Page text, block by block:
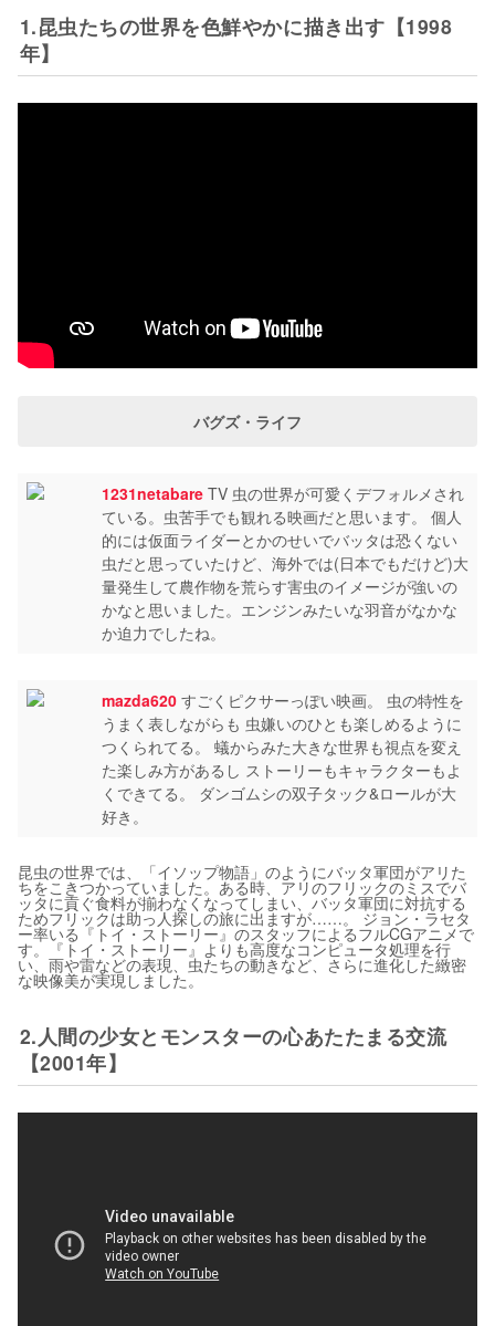
1.昆虫たちの世界を色鮮やかに描き出す【1998
年】
バグズ・ライフ
1231netabare TV 虫の世界が可愛くデフォルメされ
ている。虫苦手でも観れる映画だと思います。 個人
的には仮面ライダーとかのせいでバッタは恐くない
虫だと思っていたけど、海外では(日本でもだけど)大
量発生して農作物を荒らす害虫のイメージが強いの
かなと思いました。エンジンみたいな羽音がなかな
か迫力でしたね。
mazda620 すごくピクサーっぽい映画。 虫の特性を
うまく表しながらも 虫嫌いのひとも楽しめるように
つくられてる。 蟻からみた大きな世界も視点を変え
た楽しみ方があるし ストーリーもキャラクターもよ
くできてる。 ダンゴムシの双子タック&ロールが大
好き。
昆虫の世界では、「イソップ物語」のようにバッタ軍団がアリた
ちをこきつかっていました。ある時、アリのフリックのミスでバ
ッタに貢ぐ食料が揃わなくなってしまい、バッタ軍団に対抗する
ためフリックは助っ人探しの旅に出ますが……。 ジョン・ラセタ
ー率いる『トイ・ストーリー』のスタッフによるフルCGアニメで
す。『トイ・ストーリー』よりも高度なコンピュータ処理を行
い、雨や雷などの表現、虫たちの動きなど、さらに進化した緻密
な映像美が実現しました。
2.人間の少女とモンスターの心あたたまる交流
【2001年】